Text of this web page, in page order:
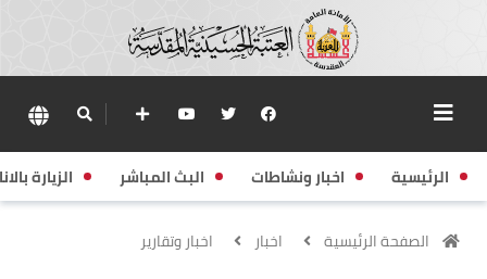
الرئيسية اخبار ونشاطات البث المباشر الزيارة
الصفحة الرئيسية اخبار اخبار وتقارير